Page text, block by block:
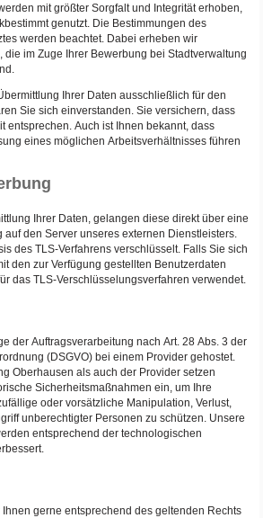
mit größter Sorgfalt und Integrität erhoben,
genutzt. Die Bestimmungen des
werden beachtet. Dabei erheben wir
im Zuge Ihrer Bewerbung bei Stadtverwaltung
Ihrer Daten ausschließlich für den
Sie sich einverstanden. Sie versichern, dass
entsprechen. Auch ist Ihnen bekannt, dass
eines möglichen Arbeitsverhältnisses führen
Ihrer Daten, gelangen diese direkt über eine
auf den Server unseres externen Dienstleisters.
des TLS-Verfahrens verschlüsselt. Falls Sie sich
den zur Verfügung gestellten Benutzerdaten
das TLS-Verschlüsselungsverfahren verwendet.
der Auftragsverarbeitung nach Art. 28 Abs. 3 der
(DSGVO) bei einem Provider gehostet.
Oberhausen als auch der Provider setzen
Sicherheitsmaßnahmen ein, um Ihre
oder vorsätzliche Manipulation, Verlust,
unberechtigter Personen zu schützen. Unsere
entsprechend der technologischen
gerne entsprechend des geltenden Rechts